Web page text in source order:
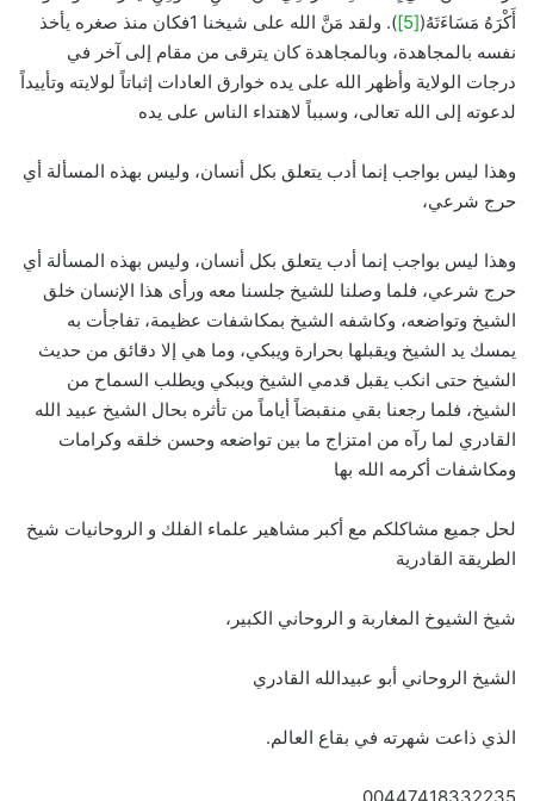
أَكْرَهُ مَسَاءَتَهُ([5]
). ولقد مَنَّ الله على شيخنا 1فكان منذ صغره يأخذ
نفسه بالمجاهدة، وبالمجاهدة كان يترقى من مقام إلى آخر في
درجات الولاية وأظهر الله على يده خوارق العادات إثباتاً لولايته وتأييداً
لدعوته إلى الله تعالى، وسبباً لاهتداء الناس على يده
وهذا ليس بواجب إنما أدب يتعلق بكل أنسان، وليس بهذه المسألة أي
حرج شرعي،
وهذا ليس بواجب إنما أدب يتعلق بكل أنسان، وليس بهذه المسألة أي
حرج شرعي، فلما وصلنا للشيخ جلسنا معه ورأى هذا الإنسان خلق
الشيخ وتواضعه، وكاشفه الشيخ بمكاشفات عظيمة، تفاجأت به
يمسك يد الشيخ ويقبلها بحرارة ويبكي، وما هي إلا دقائق من حديث
الشيخ حتى انكب يقبل قدمي الشيخ ويبكي ويطلب السماح من
الشيخ، فلما رجعنا بقي منقبضاً أياماً من تأثره بحال الشيخ عبيد الله
القادري لما رآه من امتزاج ما بين تواضعه وحسن خلقه وكرامات
ومكاشفات أكرمه الله بها
لحل جميع مشاكلكم مع أكبر مشاهير علماء الفلك و الروحانيات شيخ
الطريقة القادرية
شيخ الشيوخ المغاربة و الروحاني الكبير،
الشيخ الروحاني أبو عبيدالله القادري
الذي ذاعت شهرته في بقاع العالم.